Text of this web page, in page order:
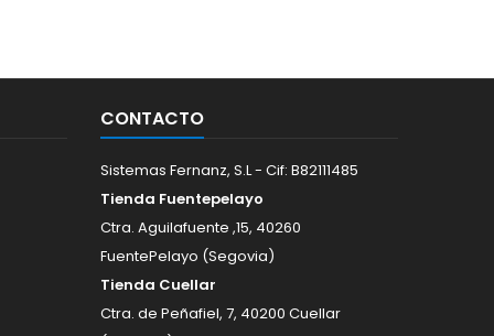
CONTACTO
Sistemas Fernanz, S.L - Cif: B82111485
Tienda Fuentepelayo
Ctra. Aguilafuente ,15, 40260
FuentePelayo (Segovia)
Tienda Cuellar
Ctra. de Peñafiel, 7, 40200 Cuellar